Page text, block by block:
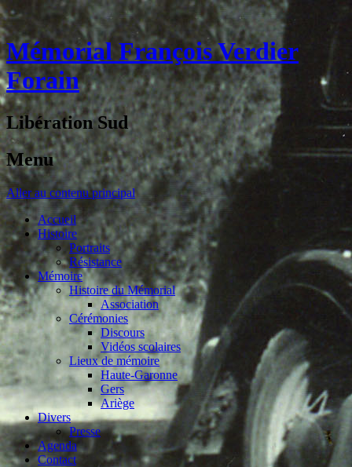
Mémorial François Verdier
Forain
Libération Sud
Menu
Aller au contenu principal
Accueil
Histoire
Portraits
Résistance
Mémoire
Histoire du Mémorial
Association
Cérémonies
Discours
Vidéos scolaires
Lieux de mémoire
Haute-Garonne
Gers
Ariège
Divers
Presse
Agenda
Contact